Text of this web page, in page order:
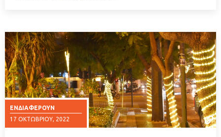
ΕΝΔΙΑΦΈΡΟΥΝ
17 ΟΚΤΩΒΡΊΟΥ, 2022